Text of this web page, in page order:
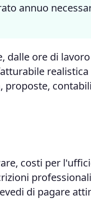
annuo
dalle ore di lavoro
realistica
proposte,
costi per
di pagare